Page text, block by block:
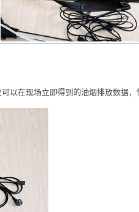
在现场立即得到的油烟排放数据，